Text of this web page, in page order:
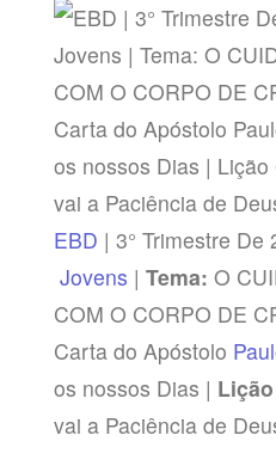
EBD | 3° Trimestre De
Jovens | Tema: O
COM O CORPO DE
Carta do Apóstolo
os nossos Dias |
vai a Paciência de